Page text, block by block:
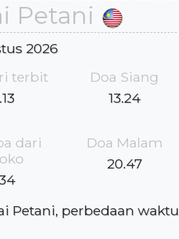
Petani
2026
terbit
Doa Siang
13.24
dari
Doa Malam
20.47
Petani, perbedaan waktu